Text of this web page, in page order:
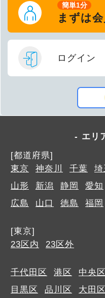
簡単1分
まずは会
ログイン
エリ
[都道府県]
東京
神奈川 千葉 埼
山形
新潟 静岡 愛知
広島
山口 徳島 福岡
[東京]
23区内
23区外
千代田区 港区 中央区
目黒区
品川区 大田区